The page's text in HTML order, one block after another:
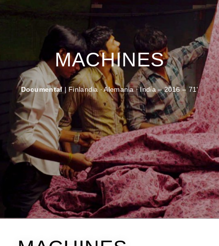
MACHINES
Documental| Finlandia ∙ Alemania ∙ India – 2016 – 71'